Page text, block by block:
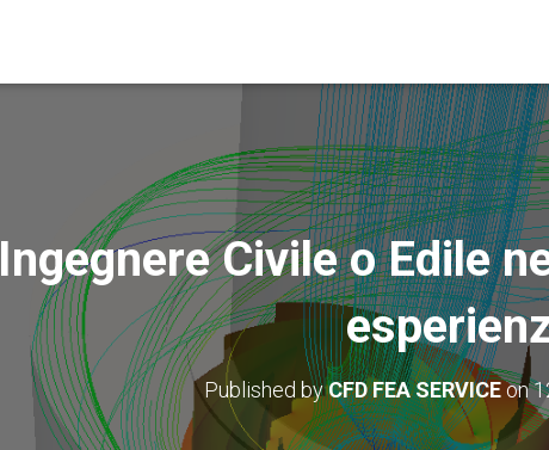
Ingegnere Civile o Edile
Published byCFD FEA SERVICEon